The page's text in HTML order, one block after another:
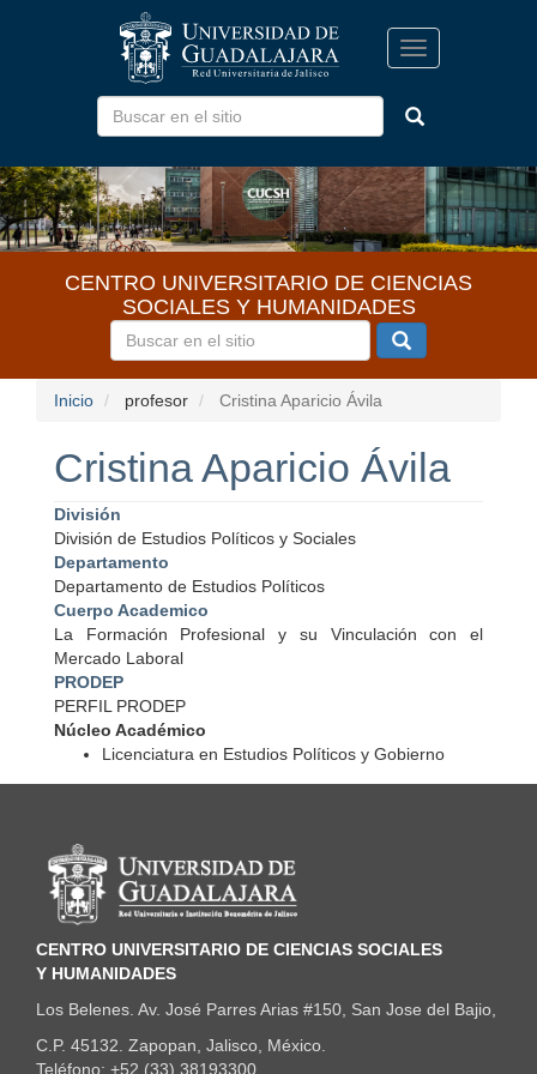
Toggle
navigation
CENTRO UNIVERSITARIO DE CIENCIAS
SOCIALES Y HUMANIDADES
Inicio profesor Cristina Aparicio Ávila
Cristina Aparicio Ávila
División
División de Estudios Políticos y Sociales
Departamento
Departamento de Estudios Políticos
Cuerpo Academico
La Formación Profesional y su Vinculación con el
Mercado Laboral
PRODEP
PERFIL PRODEP
Núcleo Académico
Licenciatura en Estudios Políticos y Gobierno
Información del portal
CENTRO UNIVERSITARIO DE CIENCIAS SOCIALES
Y HUMANIDADES
Los Belenes. Av. José Parres Arias #150, San Jose del Bajio,
C.P. 45132. Zapopan, Jalisco, México.
Teléfono: +52 (33) 38193300